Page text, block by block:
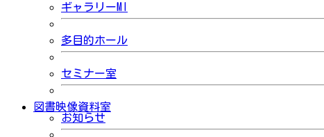
ギャラリーMI
多目的ホール
セミナー室
図書映像資料室
お知らせ